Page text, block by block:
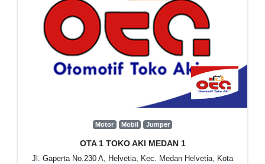
Motor Mobil Jumper
OTA 1 TOKO AKI MEDAN 1
Jl. Gaperta No.230 A, Helvetia, Kec. Medan Helvetia, Kota